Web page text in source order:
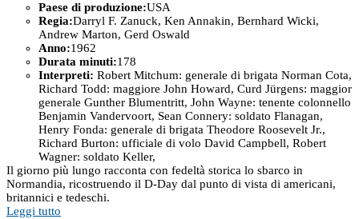
Paese di produzione:USA
Regia:Darryl F. Zanuck, Ken Annakin, Bernhard Wicki,
Andrew Marton, Gerd Oswald
Anno:1962
Durata minuti:178
Interpreti: Robert Mitchum: generale di brigata Norman Cota,
Richard Todd: maggiore John Howard, Curd Jürgens: maggior
generale Gunther Blumentritt, John Wayne: tenente colonnello
Benjamin Vandervoort, Sean Connery: soldato Flanagan,
Henry Fonda: generale di brigata Theodore Roosevelt Jr.,
Richard Burton: ufficiale di volo David Campbell, Robert
Wagner: soldato Keller,
Il giorno più lungo racconta con fedeltà storica lo sbarco in
Normandia, ricostruendo il D-Day dal punto di vista di americani,
britannici e tedeschi.
Leggi tutto